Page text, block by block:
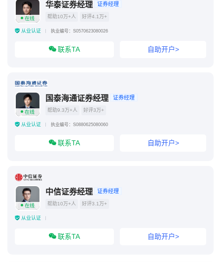
在线
华泰证券经理 证券经理
帮助10万+人 好评4.1万+
从业认证 执业编号：S0570623080026
联系TA 自助开户>
在线
国泰海通证券经理 证券经理
帮助9.3万+人 好评3万+
从业认证 执业编号：S0880625080060
联系TA 自助开户>
在线
中信证券经理 证券经理
帮助10万+人 好评3.1万+
从业认证
联系TA 自助开户>